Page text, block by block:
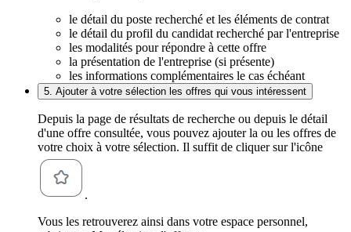
le détail du poste recherché et les éléments de contrat
le détail du profil du candidat recherché par l'entreprise
les modalités pour répondre à cette offre
la présentation de l'entreprise (si présente)
les informations complémentaires le cas échéant
5. Ajouter à votre sélection les offres qui vous intéressent
Depuis la page de résultats de recherche ou depuis le détail
d'une offre consultée, vous pouvez ajouter la ou les offres de
votre choix à votre sélection. Il suffit de cliquer sur l'icône
.
Vous les retrouverez ainsi dans votre espace personnel,